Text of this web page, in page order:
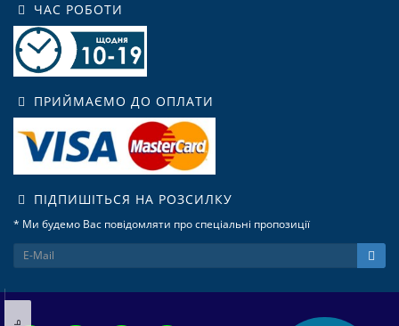
ЧАС РОБОТИ
ПРИЙМАЄМО ДО ОПЛАТИ
ПІДПИШІТЬСЯ НА РОЗСИЛКУ
* Ми будемо Вас повідомляти про спеціальні пропозиції